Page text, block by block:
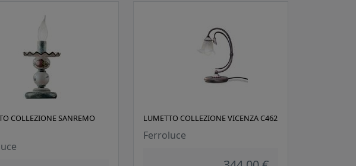
COLLEZIONE SANREMO
LUMETTO COLLEZIONE VICENZA C462
Ferroluce